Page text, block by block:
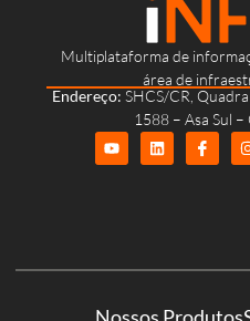
Multiplataforma de
área de
Endereço: SHCS/CR,
1588 – Asa Sul